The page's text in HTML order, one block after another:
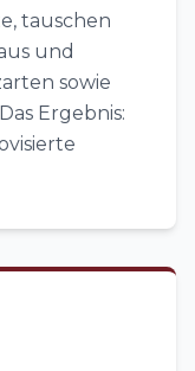
tauschen
und
sowie
Ergebnis: